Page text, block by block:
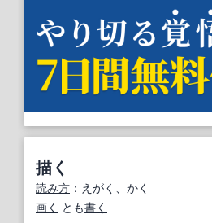
描く
読み方 ：えがく、かく
画く とも書く